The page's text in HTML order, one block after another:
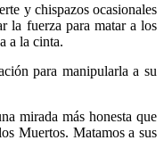
y chispazos ocasionales
la fuerza para matar a los
a la cinta.
para manipularla a su
mirada más honesta que
Muertos. Matamos a sus